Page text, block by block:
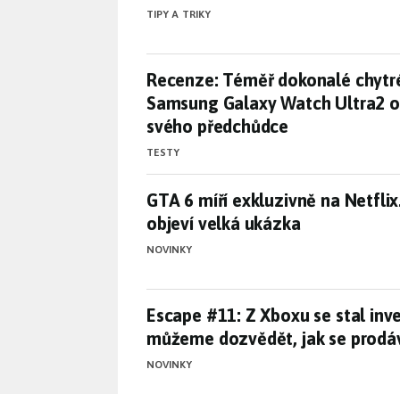
TIPY A TRIKY
Recenze: Téměř dokonalé
Recenze: Téměř dokonalé
Samsung Galaxy Watch Ultra2
svého předchůdce
TESTY
GTA 6 míří exkluzivně na
GTA 6 míří exkluzivně na
objeví velká ukázka
NOVINKY
Escape #11: Z Xboxu se stal
Escape #11: Z Xboxu se stal
můžeme dozvědět, jak se
NOVINKY